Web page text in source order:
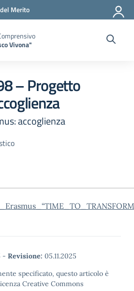
Merito
Vivona"
– Progetto
accoglienza
- Revisione: 05.11.2025
specificato, questo articolo è
Creative Commons